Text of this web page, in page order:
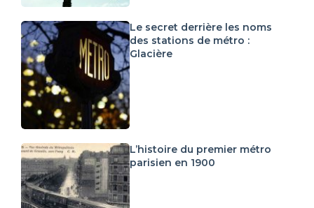
Le secret derrière les noms
des stations de métro :
Glacière
L’histoire du premier métro
parisien en 1900